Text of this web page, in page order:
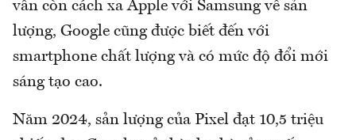
vẫn còn cách xa Apple với Samsung về sản
lượng, Google cũng được biết đến với
smartphone chất lượng và có mức độ đổi mới
sáng tạo cao.
Năm 2024, sản lượng của Pixel đạt 10,5 triệu